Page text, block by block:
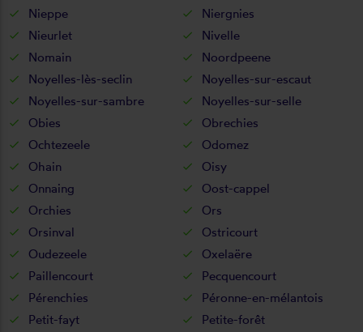
Nieppe
Niergnies
Nieurlet
Nivelle
Nomain
Noordpeene
Noyelles-lès-seclin
Noyelles-sur-escaut
Noyelles-sur-sambre
Noyelles-sur-selle
Obies
Obrechies
Ochtezeele
Odomez
Ohain
Oisy
Onnaing
Oost-cappel
Orchies
Ors
Orsinval
Ostricourt
Oudezeele
Oxelaëre
Paillencourt
Pecquencourt
Pérenchies
Péronne-en-mélantois
Petit-fayt
Petite-forêt